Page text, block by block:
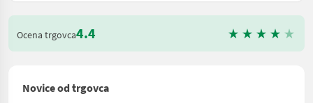
Ocena trgovca4.4
Novice od trgovca